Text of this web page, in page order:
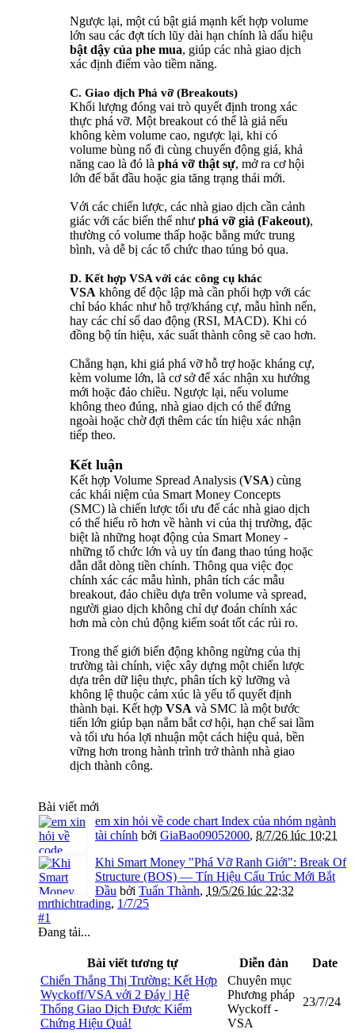
Ngược lại, một cú bật giá mạnh kết hợp volume
lớn sau các đợt tích lũy dài hạn chính là dấu hiệu
bật dậy của phe mua, giúp các nhà giao dịch
xác định điểm vào tiềm năng.
C. Giao dịch Phá vỡ (Breakouts)
Khối lượng đóng vai trò quyết định trong xác
thực phá vỡ. Một breakout có thể là giả nếu
không kèm volume cao, ngược lại, khi có
volume bùng nổ đi cùng chuyển động giá, khả
năng cao là đó là phá vỡ thật sự, mở ra cơ hội
lớn để bắt đầu hoặc gia tăng trạng thái mới.
Với các chiến lược, các nhà giao dịch cần cảnh
giác với các biến thể như phá vỡ giả (Fakeout),
thường có volume thấp hoặc bằng mức trung
bình, và dễ bị các tổ chức thao túng bỏ qua.
D. Kết hợp VSA với các công cụ khác
VSA không để độc lập mà cần phối hợp với các
chỉ báo khác như hỗ trợ/kháng cự, mẫu hình nến,
hay các chỉ số dao động (RSI, MACD). Khi có
đồng bộ tín hiệu, xác suất thành công sẽ cao hơn.
Chẳng hạn, khi giá phá vỡ hỗ trợ hoặc kháng cự,
kèm volume lớn, là cơ sở để xác nhận xu hướng
mới hoặc đảo chiều. Ngược lại, nếu volume
không theo đúng, nhà giao dịch có thể đứng
ngoài hoặc chờ đợi thêm các tín hiệu xác nhận
tiếp theo.
Kết luận
Kết hợp Volume Spread Analysis (VSA) cùng
các khái niệm của Smart Money Concepts
(SMC) là chiến lược tối ưu để các nhà giao dịch
có thể hiểu rõ hơn về hành vi của thị trường, đặc
biệt là những hoạt động của Smart Money -
những tổ chức lớn và uy tín đang thao túng hoặc
dẫn dắt dòng tiền chính. Thông qua việc đọc
chính xác các mẫu hình, phân tích các mẫu
breakout, đảo chiều dựa trên volume và spread,
người giao dịch không chỉ dự đoán chính xác
hơn mà còn chủ động kiểm soát tốt các rủi ro.
Trong thế giới biến động không ngừng của thị
trường tài chính, việc xây dựng một chiến lược
dựa trên dữ liệu thực, phân tích kỹ lưỡng và
không lệ thuộc cảm xúc là yếu tố quyết định
thành bại. Kết hợp VSA và SMC là một bước
tiến lớn giúp bạn nắm bắt cơ hội, hạn chế sai lầm
và tối ưu hóa lợi nhuận một cách hiệu quả, bền
vững hơn trong hành trình trở thành nhà giao
dịch thành công.
Bài viết mới
em xin hỏi về code chart Index của nhóm ngành
tài chính bởi GiaBao09052000, 8/7/26 lúc 10:21
Khi Smart Money "Phá Vỡ Ranh Giới": Break Of
Structure (BOS) — Tín Hiệu Cấu Trúc Mới Bắt
Đầu bởi Tuấn Thành, 19/5/26 lúc 22:32
mrthichtrading, 1/7/25
#1
Đang tải...
Bài viết tương tự Diễn đàn
Date
Chiến Thắng Thị Trường: Kết Hợp
Wyckoff/VSA với 2 Đáy | Hệ
Thống Giao Dịch Được Kiểm
Chứng Hiệu Quả!
Chuyên mục
Phương pháp
Wyckoff -
VSA
23/7/24